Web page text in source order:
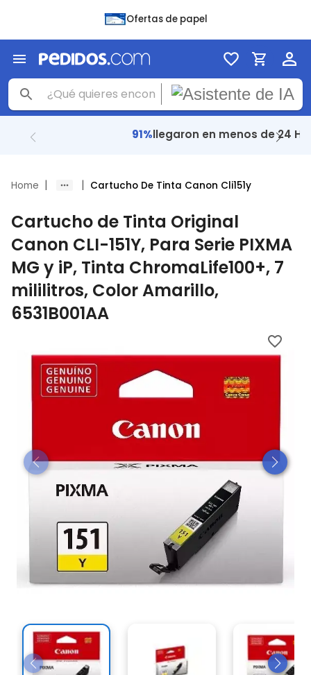
Ofertas de papel
reseñas con4.8
Home | | Cartucho De Tinta Canon Cli151y
Cartucho de Tinta Original
Canon CLI-151Y, Para Serie PIXMA
MG y iP, Tinta ChromaLife100+, 7
mililitros, Color Amarillo,
6531B001AA